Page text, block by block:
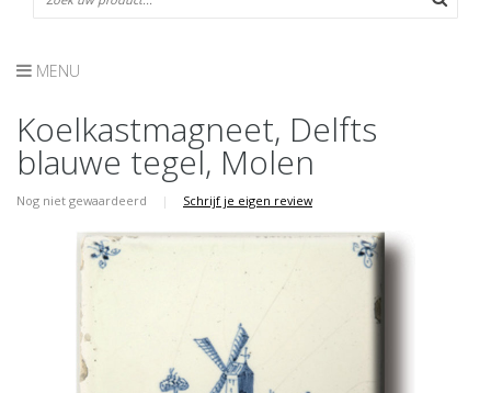
MENU
Koelkastmagneet, Delfts
blauwe tegel, Molen
Nog niet gewaardeerd | Schrijf je eigen review